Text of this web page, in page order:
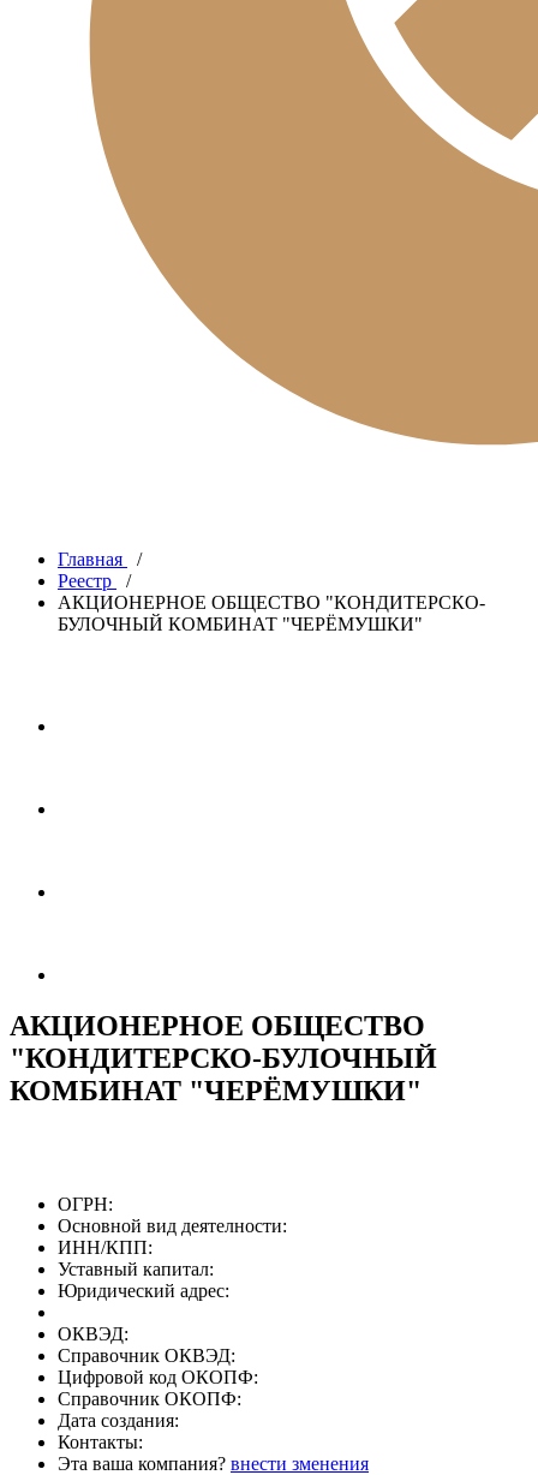
Главная
/
Реестр
/
АКЦИОНЕРНОЕ ОБЩЕСТВО "КОНДИТЕРСКО-
БУЛОЧНЫЙ КОМБИНАТ "ЧЕРЁМУШКИ"
АКЦИОНЕРНОЕ ОБЩЕСТВО
"КОНДИТЕРСКО-БУЛОЧНЫЙ
КОМБИНАТ "ЧЕРЁМУШКИ"
ОГРН:
Основной вид деятелности:
ИНН/КПП:
Уставный капитал:
Юридический адрес:
ОКВЭД:
Справочник ОКВЭД:
Цифровой код ОКОПФ:
Справочник ОКОПФ:
Дата создания:
Контакты:
Эта ваша компания? внести зменения